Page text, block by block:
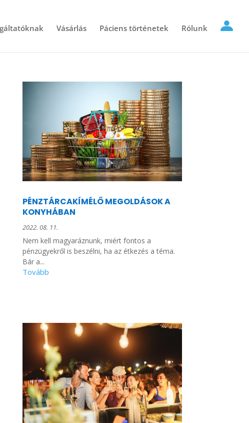
Vásárlás Páciens történetek Rólunk
PÉNZTÁRCAKÍMÉLŐ MEGOLDÁSOK A
KONYHÁBAN
2022. 08. 11.
Nem kell magyaráznunk, miért fontos a
pénzügyekről is beszélni, ha az étkezés a téma.
Bár a...